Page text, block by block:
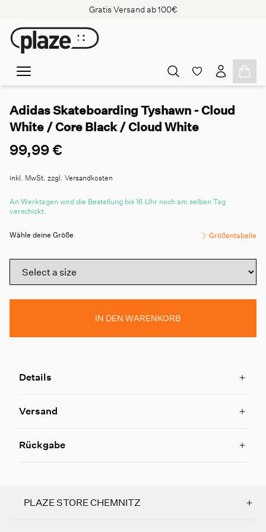
Gratis Versand ab 100€
Adidas Skateboarding Tyshawn - Cloud
White / Core Black / Cloud White
99,99 €
inkl. MwSt. zzgl. Versandkosten
An Werktagen wird die Bestellung bis 16 Uhr noch am selben Tag
verschickt.
Wähle deine Größe Größentabelle
IN DEN WARENKORB
Details
Versand
Rückgabe
PLAZE STORE CHEMNITZ